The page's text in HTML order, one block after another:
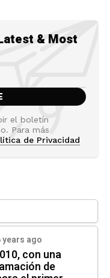
& Most
el boletín
Para más
de Privacidad
years ago
con una
de